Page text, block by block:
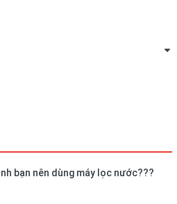
bạn nên dùng máy lọc nước???